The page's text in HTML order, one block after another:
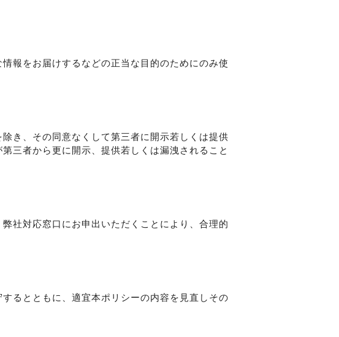
報をお届けするなどの正当な目的のためにのみ使
き、その同意なくして第三者に開示若しくは提供
三者から更に開示、提供若しくは漏洩されること
社対応窓口にお申出いただくことにより、合理的
るとともに、適宜本ポリシーの内容を見直しその